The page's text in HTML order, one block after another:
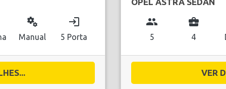
miscellaneous_services
Manual
login
5 Porta
group
5
business_center
4
VER